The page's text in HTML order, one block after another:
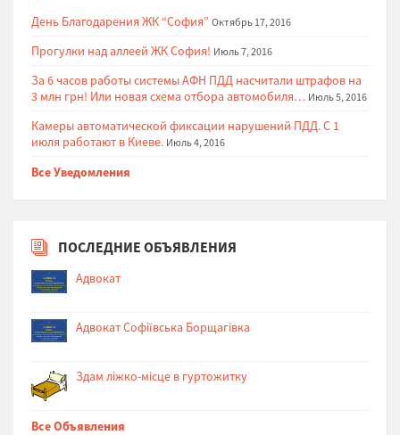
День Благодарения ЖК “София” Октябрь 17, 2016
Прогулки над аллеей ЖК София! Июль 7, 2016
За 6 часов работы системы АФН ПДД насчитали штрафов на
3 млн грн! Или новая схема отбора автомобиля… Июль 5, 2016
Камеры автоматической фиксации нарушений ПДД. С 1
июля работают в Киеве. Июль 4, 2016
Все Уведомления
ПОСЛЕДНИЕ ОБЪЯВЛЕНИЯ
Адвокат
Адвокат Софіївська Борщагівка
Здам ліжко-місце в гуртожитку
Все Объявления